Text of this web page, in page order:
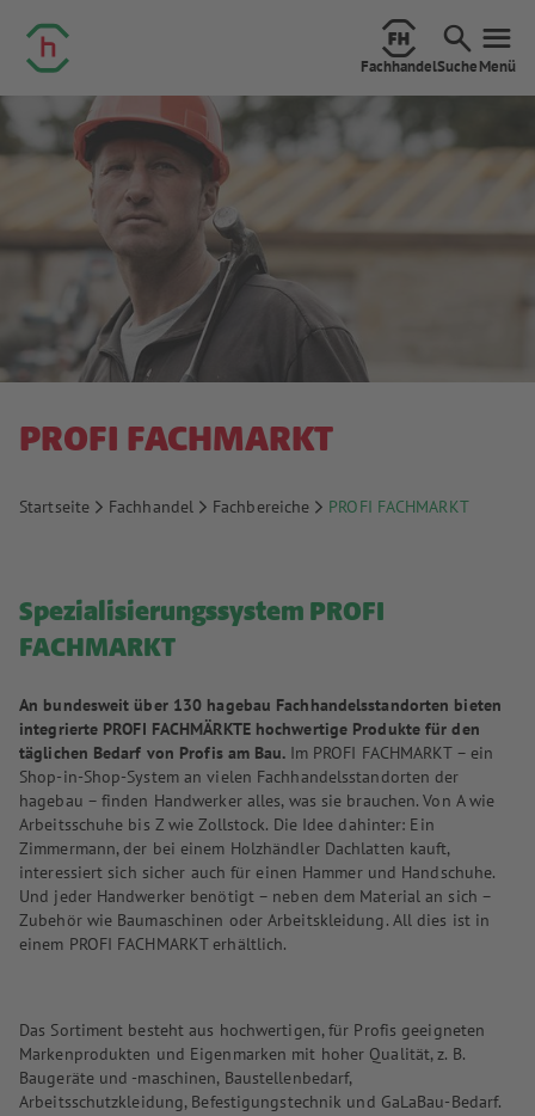
FachhandelSucheMenü
PROFI FACHMARKT
Startseite Fachhandel Fachbereiche PROFI FACHMARKT
Spezialisierungssystem PROFI
FACHMARKT
An bundesweit über 130 hagebau Fachhandelsstandorten bieten
integrierte PROFI FACHMÄRKTE hochwertige Produkte für den
täglichen Bedarf von Profis am Bau. Im PROFI FACHMARKT – ein
Shop-in-Shop-System an vielen Fachhandelsstandorten der
hagebau – finden Handwerker alles, was sie brauchen. Von A wie
Arbeitsschuhe bis Z wie Zollstock. Die Idee dahinter: Ein
Zimmermann, der bei einem Holzhändler Dachlatten kauft,
interessiert sich sicher auch für einen Hammer und Handschuhe.
Und jeder Handwerker benötigt – neben dem Material an sich –
Zubehör wie Baumaschinen oder Arbeitskleidung. All dies ist in
einem PROFI FACHMARKT erhältlich.
Das Sortiment besteht aus hochwertigen, für Profis geeigneten
Markenprodukten und Eigenmarken mit hoher Qualität, z. B.
Baugeräte und -maschinen, Baustellenbedarf,
Arbeitsschutzkleidung, Befestigungstechnik und GaLaBau-Bedarf.